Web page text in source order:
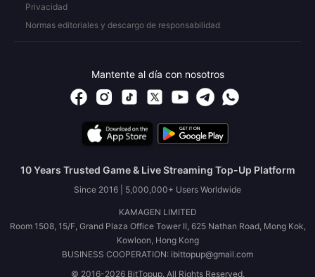
Privacidad
Normas editoriales y descargo de responsabilidad
Mantente al día con nosotros
10 Years Trusted Game & Live Streaming Top-Up Platform
Since 2016 | 5,000,000+ Users Worldwide
KAMAGEN LIMITED
Room 1508, 15/F, Grand Plaza Office Tower II, 625 Nathan Road, Mong Kok,
Kowloon, Hong Kong
BUSINESS COOPERATION: ibittopup@gmail.com
© 2016-2026 BitTopup. All Rights Reserved.